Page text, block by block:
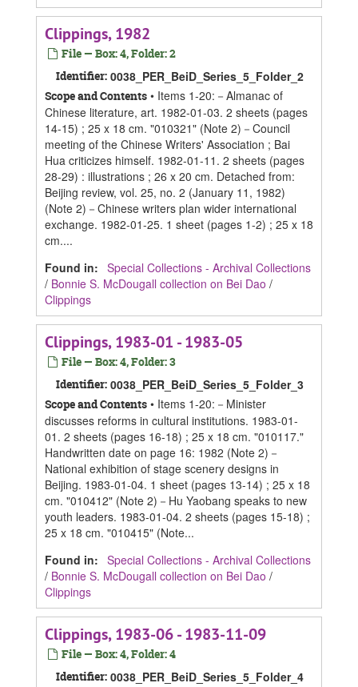
Clippings, 1982
File — Box: 4, Folder: 2
Identifier: 0038_PER_BeiD_Series_5_Folder_2
Scope and Contents • Items 1-20:－Almanac of
Chinese literature, art. 1982-01-03. 2 sheets (pages
14-15) ; 25 x 18 cm. "010321" (Note 2)－Council
meeting of the Chinese Writers' Association ; Bai
Hua criticizes himself. 1982-01-11. 2 sheets (pages
28-29) : illustrations ; 26 x 20 cm. Detached from:
Beijing review, vol. 25, no. 2 (January 11, 1982)
(Note 2)－Chinese writers plan wider international
exchange. 1982-01-25. 1 sheet (pages 1-2) ; 25 x 18
cm....
Found in: Special Collections - Archival Collections
/ Bonnie S. McDougall collection on Bei Dao /
Clippings
Clippings, 1983-01 - 1983-05
File — Box: 4, Folder: 3
Identifier: 0038_PER_BeiD_Series_5_Folder_3
Scope and Contents • Items 1-20:－Minister
discusses reforms in cultural institutions. 1983-01-
01. 2 sheets (pages 16-18) ; 25 x 18 cm. "010117."
Handwritten date on page 16: 1982 (Note 2)－
National exhibition of stage scenery designs in
Beijing. 1983-01-04. 1 sheet (pages 13-14) ; 25 x 18
cm. "010412" (Note 2)－Hu Yaobang speaks to new
youth leaders. 1983-01-04. 2 sheets (pages 15-18) ;
25 x 18 cm. "010415" (Note...
Found in: Special Collections - Archival Collections
/ Bonnie S. McDougall collection on Bei Dao /
Clippings
Clippings, 1983-06 - 1983-11-09
File — Box: 4, Folder: 4
Identifier: 0038_PER_BeiD_Series_5_Folder_4